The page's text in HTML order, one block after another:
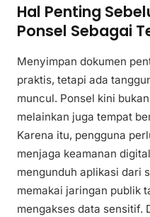
Hal Penting
Ponsel Sebagai
Menyimpan dokumen
praktis, tetapi ada
muncul. Ponsel kini
melainkan juga tempat
Karena itu, pengguna
menjaga keamanan
mengunduh aplikasi dari
memakai jaringan publik
mengakses data sensitif.